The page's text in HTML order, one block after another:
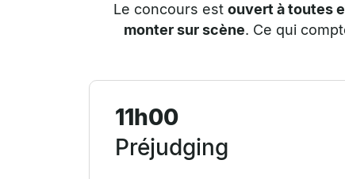
Le concours est ouvert à toutes
monter sur scène. Ce qui
11h00
Préjudging